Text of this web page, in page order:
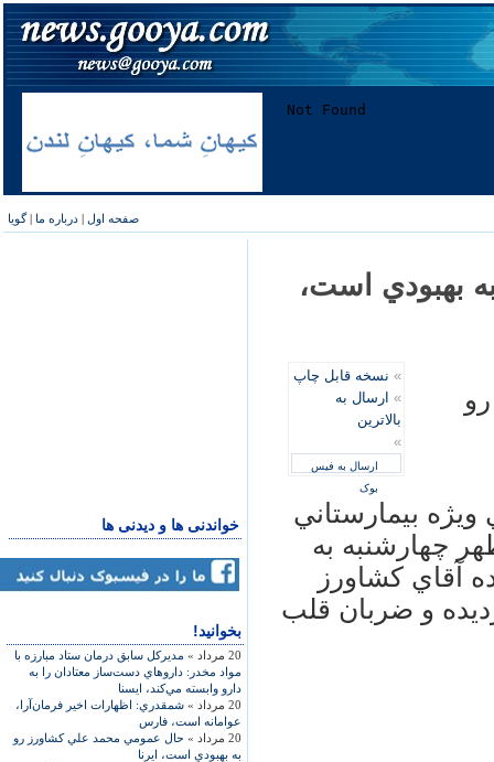
صفحه اول | درباره ما |گویا
خواندنی ها و دیدنی ها
بخوانید!
20 مرداد »
مديركل سابق درمان ستاد مبارزه با
مواد مخدر: داروهاي دست‌ساز معتادان را به
دارو وابسته مي‌كند، ایسنا
20 مرداد »
شمقدري: اظهارات اخير فرمان‌آرا،
عوامانه است، فارس
20 مرداد »
حال عمومي محمد علي كشاورز رو
به بهبودي است، ایرنا
بهبودي است،
» نسخه قابل چاپ
» ارسال به
بالاترین
»
ارسال به فیس
بوک
بيمارستاني
چهارشنبه به
آقاي كشاورز
و ضربان قلب